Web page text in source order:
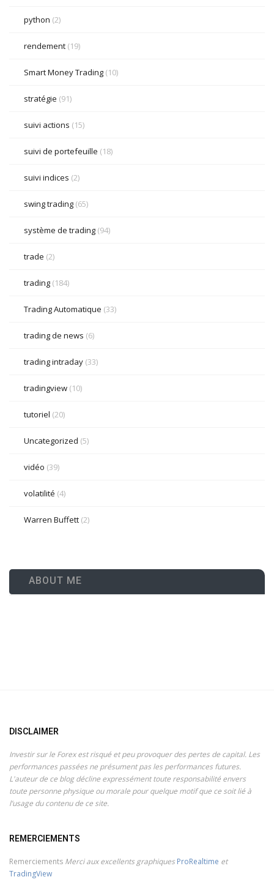
python (2)
rendement (19)
Smart Money Trading (10)
stratégie (91)
suivi actions (15)
suivi de portefeuille (18)
suivi indices (2)
swing trading (65)
système de trading (94)
trade (2)
trading (184)
Trading Automatique (33)
trading de news (6)
trading intraday (33)
tradingview (10)
tutoriel (20)
Uncategorized (5)
vidéo (39)
volatilité (4)
Warren Buffett (2)
ABOUT ME
DISCLAIMER
Investir sur le Forex est risqué et peu provoquer des pertes de capital. Les
performances passées ne présument pas les performances futures.
L'auteur de ce blog décline expressément toute responsabilité envers
toute personne physique ou morale pour quelque motif que ce soit lié à
l’usage du contenu de ce site.
REMERCIEMENTS
Remerciements Merci aux excellents graphiques ProRealtime et
TradingView